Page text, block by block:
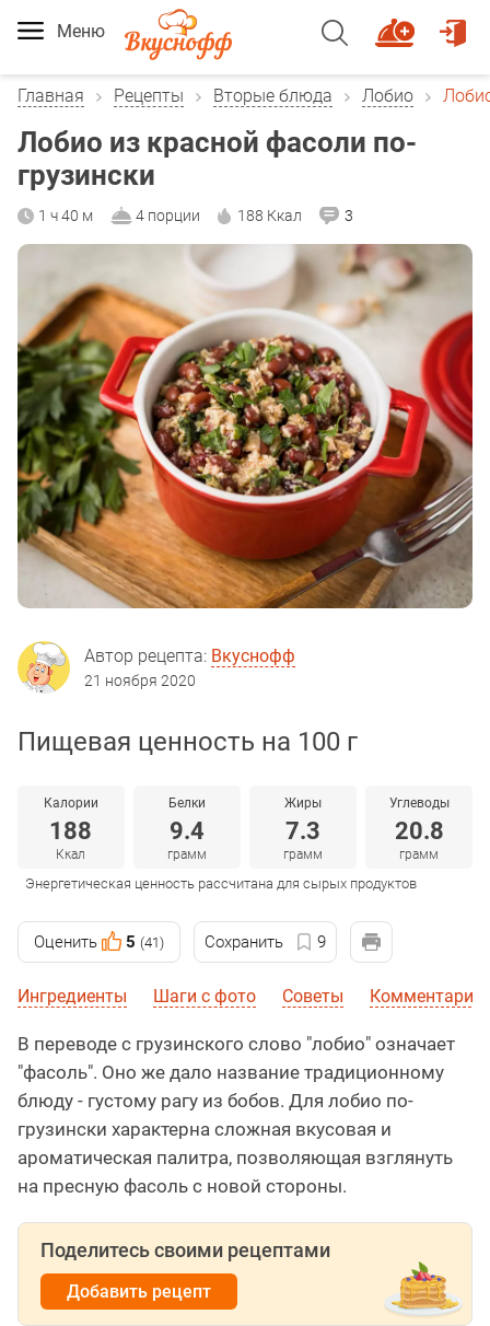
Меню
Главная Рецепты Вторые блюда Лобио
Лобио из красной фасоли по-
грузински
1 ч 40 м 4 порции 188 Ккал 3
Автор рецепта: Вкуснофф
21 ноября 2020
Пищевая ценность на 100 г
Калории
188
Ккал
Белки
9.4
грамм
Жиры
7.3
грамм
Углеводы
20.8
грамм
Энергетическая ценность рассчитана для сырых продуктов
Оценить 5 (41) Сохранить 9
Ингредиенты Шаги с фото Советы Комментарии
В переводе с грузинского слово "лобио" означает
"фасоль". Оно же дало название традиционному
блюду - густому рагу из бобов. Для лобио по-
грузински характерна сложная вкусовая и
ароматическая палитра, позволяющая взглянуть
на пресную фасоль с новой стороны.
Поделитесь своими рецептами
Добавить рецепт